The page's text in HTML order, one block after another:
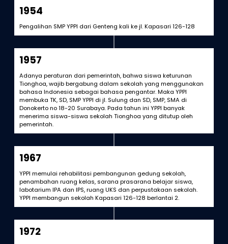
1954
Pengalihan SMP YPPI dari Genteng kali ke jl. Kapasari 126-128
1957
Adanya peraturan dari pemerintah, bahwa siswa keturunan
Tionghoa, wajib bergabung dalam sekolah yang menggunakan
bahasa Indonesia sebagai bahasa pengantar. Maka YPPI
membuka TK, SD, SMP YPPI di jl. Sulung dan SD, SMP, SMA di
Donokerto no 18-20 Surabaya. Pada tahun ini YPPI banyak
menerima siswa-siswa sekolah Tionghoa yang ditutup oleh
pemerintah.
1967
YPPI memulai rehabilitasi pembangunan gedung sekolah,
penambahan ruang kelas, sarana prasarana belajar siswa,
labotarium IPA dan IPS, ruang UKS dan perpustakaan sekolah.
YPPI membangun sekolah Kapasari 126-128 berlantai 2.
1972